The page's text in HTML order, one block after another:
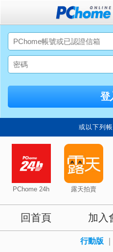
或以下列
PChome 24h 露天拍賣
回首頁 加入
行動版